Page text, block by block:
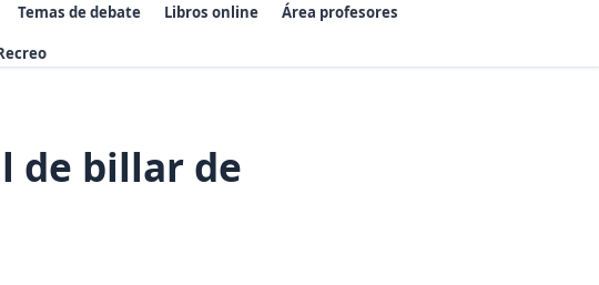
Temas de debate Libros online Área profesores
de billar de